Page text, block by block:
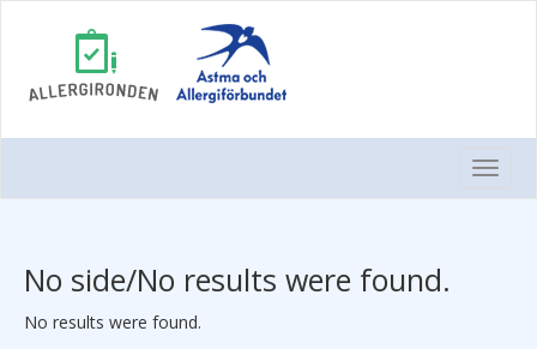
No side/No results were found.
No results were found.